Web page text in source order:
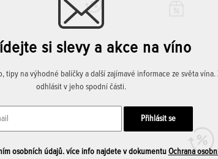
si slevy a akce na víno
na výhodné balíčky a další zajímavé informace ze světa
odhlásit v jeho spodní části.
osobních údajů. více info najdete v dokumentu Ochrana